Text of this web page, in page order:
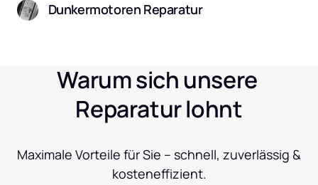
Dunkermotoren Reparatur
Warum sich unsere
Reparatur lohnt
Maximale Vorteile für Sie – schnell, zuverlässig &
kosteneffizient.